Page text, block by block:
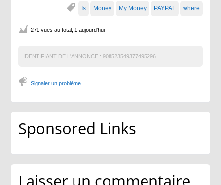
Is Money My Money PAYPAL where
271 vues au total, 1 aujourd'hui
IDENTIFIANT DE L'ANNONCE : 908523549377495296
Signaler un problème
Sponsored Links
Laisser un commentaire